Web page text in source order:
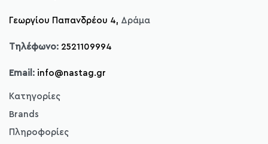
Γεωργίου Παπανδρέου 4, Δράμα
Τηλέφωνο: 2521109994
Email: info@nastag.gr
Κατηγορίες
Πανωφόρια
Φορέματα
Brands
Sourloulou
Πληροφορίες